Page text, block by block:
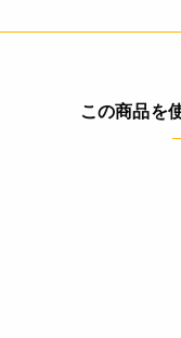
この商品を